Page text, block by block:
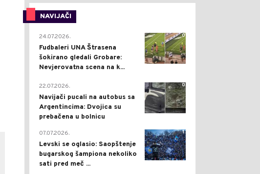
NAVIJAČI
0
24.07.2026.
Fudbaleri UNA Štrasena
šokirano gledali Grobare:
Nevjerovatna scena na k...
0
22.07.2026.
Navijači pucali na autobus sa
Argentincima: Dvojica su
prebačena u bolnicu
1
07.07.2026.
Levski se oglasio: Saopštenje
bugarskog šampiona nekoliko
sati pred meč ...